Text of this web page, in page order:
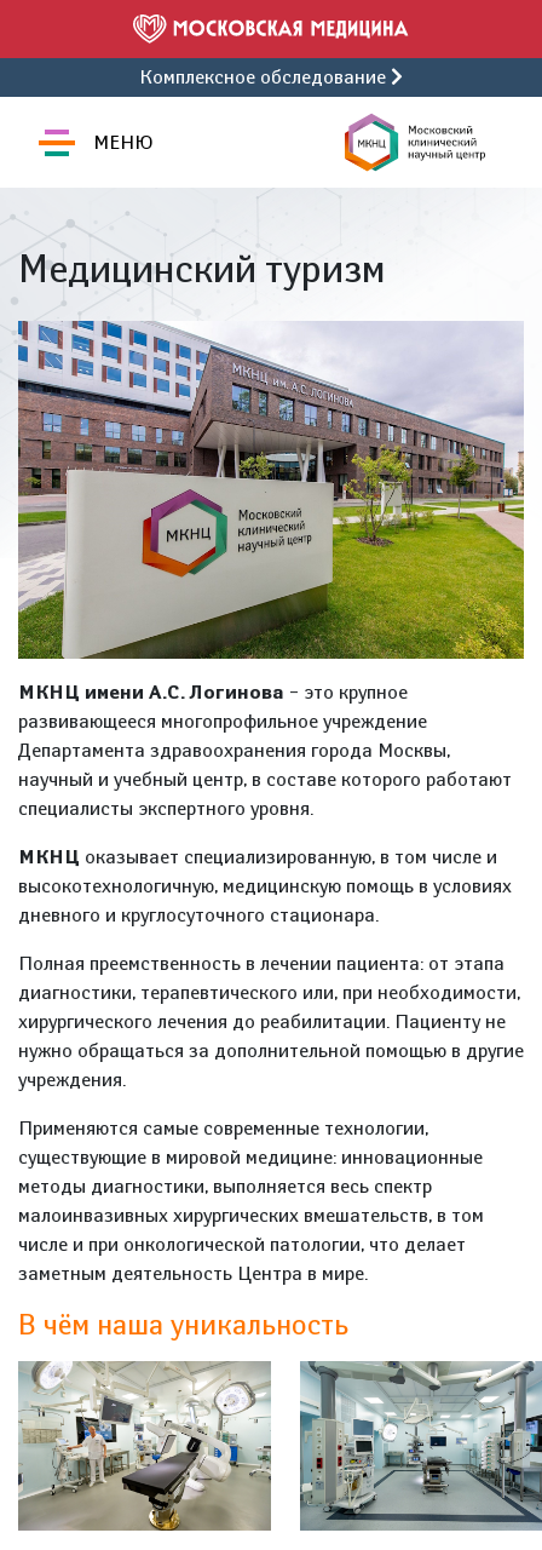
Комплексное обследование
МЕНЮ
Медицинский туризм
МКНЦ имени А.С. Логинова – это крупное
развивающееся многопрофильное учреждение
Департамента здравоохранения города Москвы,
научный и учебный центр, в составе которого работают
специалисты экспертного уровня.
МКНЦ оказывает специализированную, в том числе и
высокотехнологичную, медицинскую помощь в условиях
дневного и круглосуточного стационара.
Полная преемственность в лечении пациента: от этапа
диагностики, терапевтического или, при необходимости,
хирургического лечения до реабилитации. Пациенту не
нужно обращаться за дополнительной помощью в другие
учреждения.
Применяются самые современные технологии,
существующие в мировой медицине: инновационные
методы диагностики, выполняется весь спектр
малоинвазивных хирургических вмешательств, в том
числе и при онкологической патологии, что делает
заметным деятельность Центра в мире.
В чём наша уникальность